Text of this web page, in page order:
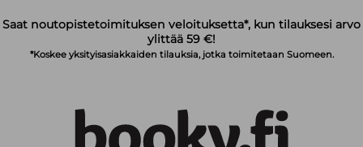
Saat noutopistetoimituksen veloituksetta*, kun tilauksesi arvo
ylittää 59 €!
*Koskee yksityisasiakkaiden tilauksia, jotka toimitetaan Suomeen.